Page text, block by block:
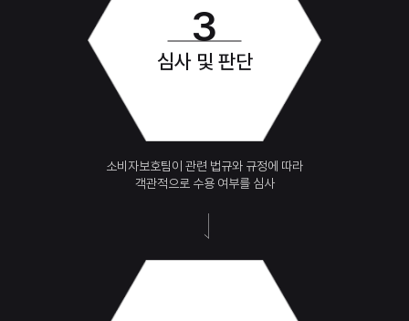
3
심사 및 판단
소비자보호팀이 관련 법규와 규정에 따라
객관적으로 수용 여부를 심사